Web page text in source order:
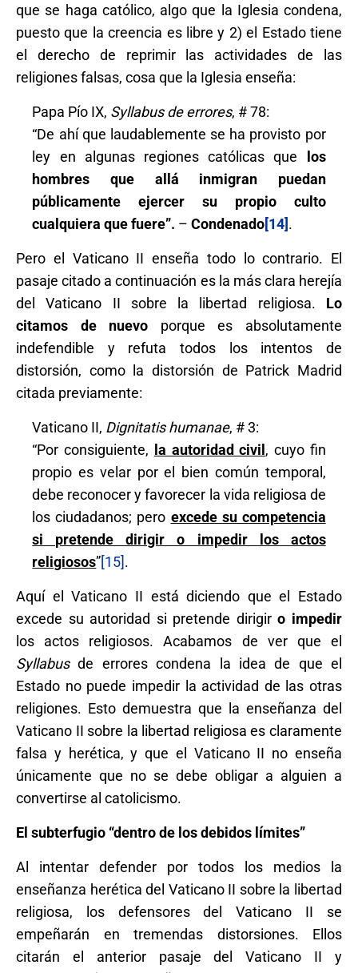
que se haga católico, algo que la Iglesia condena,
puesto que la creencia es libre y 2) el Estado tiene
el derecho de reprimir las actividades de las
religiones falsas, cosa que la Iglesia enseña:
Papa Pío IX, Syllabus de errores, # 78:
“De ahí que laudablemente se ha provisto por
ley en algunas regiones católicas que los
hombres que allá inmigran puedan
públicamente ejercer su propio culto
cualquiera que fuere”. –Condenado[14].
Pero el Vaticano II enseña todo lo contrario. El
pasaje citado a continuación es la más clara herejía
del Vaticano II sobre la libertad religiosa. Lo
citamos de nuevo porque es absolutamente
indefendible y refuta todos los intentos de
distorsión, como la distorsión de Patrick Madrid
citada previamente:
Vaticano II, Dignitatis humanae, # 3:
“Por consiguiente, la autoridad civil, cuyo fin
propio es velar por el bien común temporal,
debe reconocer y favorecer la vida religiosa de
los ciudadanos; pero excede su competencia
si pretende dirigir o impedir los actos
religiosos”[15].
Aquí el Vaticano II está diciendo que el Estado
excede su autoridad si pretende dirigiro impedir
los actos religiosos. Acabamos de ver que el
Syllabusde errores condena la idea de que el
Estado no puede impedir la actividad de las otras
religiones. Esto demuestra que la enseñanza del
Vaticano II sobre la libertad religiosa es claramente
falsa y herética, y que el Vaticano II no enseña
únicamente que no se debe obligar a alguien a
convertirse al catolicismo.
El subterfugio “dentro de los debidos límites”
Al intentar defender por todos los medios la
enseñanza herética del Vaticano II sobre la libertad
religiosa, los defensores del Vaticano II se
empeñarán en tremendas distorsiones. Ellos
citarán el anterior pasaje del Vaticano II y